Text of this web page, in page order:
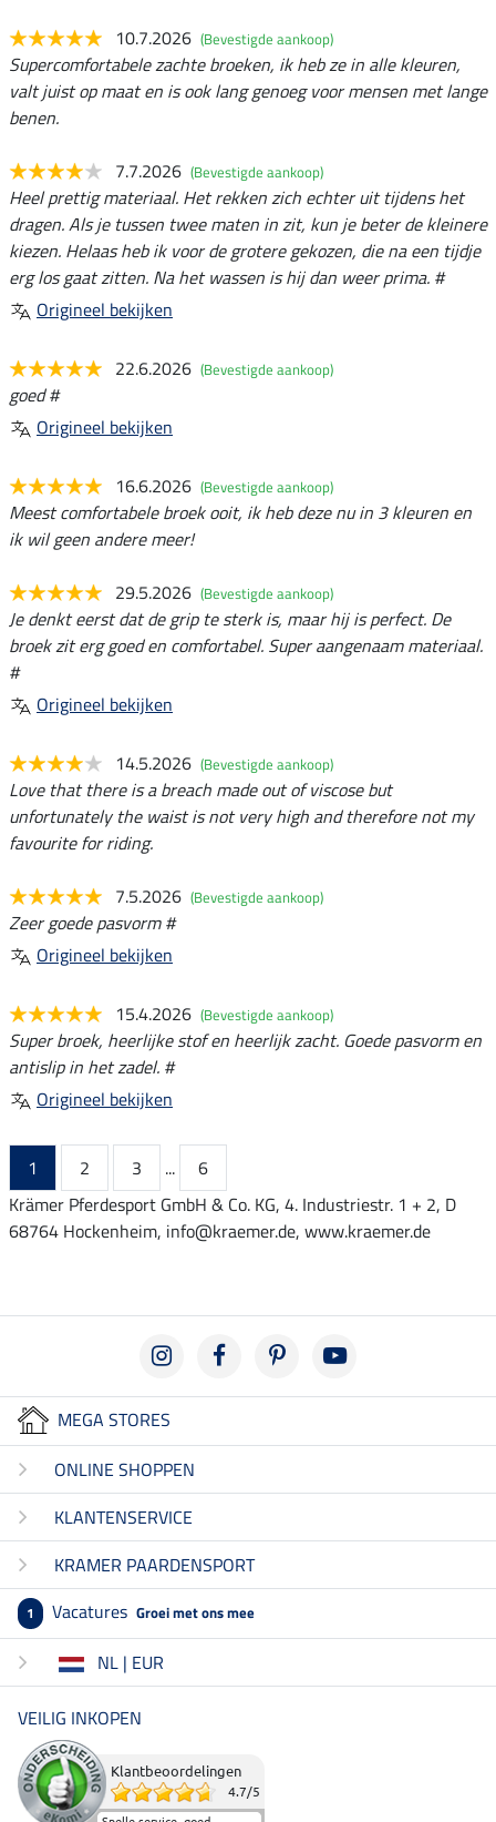
10.7.2026 (Bevestigde aankoop)
Supercomfortabele zachte broeken, ik heb ze in alle kleuren,
valt juist op maat en is ook lang genoeg voor mensen met lange
benen.
7.7.2026 (Bevestigde aankoop)
Heel prettig materiaal. Het rekken zich echter uit tijdens het
dragen. Als je tussen twee maten in zit, kun je beter de kleinere
kiezen. Helaas heb ik voor de grotere gekozen, die na een tijdje
erg los gaat zitten. Na het wassen is hij dan weer prima. #
Origineel bekijken
22.6.2026 (Bevestigde aankoop)
goed #
Origineel bekijken
16.6.2026 (Bevestigde aankoop)
Meest comfortabele broek ooit, ik heb deze nu in 3 kleuren en
ik wil geen andere meer!
29.5.2026 (Bevestigde aankoop)
Je denkt eerst dat de grip te sterk is, maar hij is perfect. De
broek zit erg goed en comfortabel. Super aangenaam materiaal.
#
Origineel bekijken
14.5.2026 (Bevestigde aankoop)
Love that there is a breach made out of viscose but
unfortunately the waist is not very high and therefore not my
favourite for riding.
7.5.2026 (Bevestigde aankoop)
Zeer goede pasvorm #
Origineel bekijken
15.4.2026 (Bevestigde aankoop)
Super broek, heerlijke stof en heerlijk zacht. Goede pasvorm en
antislip in het zadel. #
Origineel bekijken
1 2 3 ...
6
Krämer Pferdesport GmbH & Co. KG, 4. Industriestr. 1 + 2, D
68764 Hockenheim, info@kraemer.de, www.kraemer.de
MEGA STORES
ONLINE SHOPPEN
KLANTENSERVICE
KRAMER PAARDENSPORT
1 Vacatures Groei met ons mee
NL | EUR
VEILIG INKOPEN
Klantbeoordelingen
4.7/5